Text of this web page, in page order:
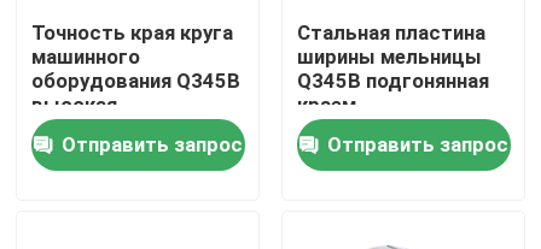
Точность края круга
машинного
оборудования Q345B
высокая
Отправить запрос
Стальная пластина
ширины мельницы
Q345B подгонянная
краем
Отправить запрос